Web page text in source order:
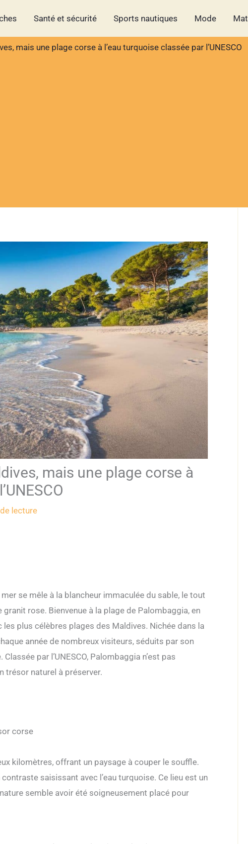
Santé et sécurité Sports nautiques Mode
mais une plage corse à l’eau turquoise classée par l’UNESCO
mais une plage corse à
lecture
se mêle à la blancheur immaculée du sable, le tout
rose. Bienvenue à la plage de Palombaggia, en
plus célèbres plages des Maldives. Nichée dans la
année de nombreux visiteurs, séduits par son
par l’UNESCO, Palombaggia n’est pas
trésor naturel à préserver.
corse
kilomètres, offrant un paysage à couper le souffle.
saisissant avec l’eau turquoise. Ce lieu est un
semble avoir été soigneusement placé pour